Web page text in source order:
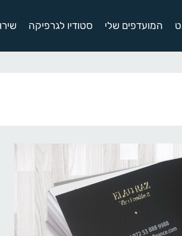
המועדפים שלי סטודיו לגרפיקה